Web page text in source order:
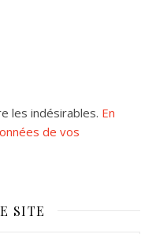
les indésirables. En
de vos
SITE